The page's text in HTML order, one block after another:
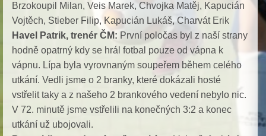
Brzokoupil Milan, Veis Marek, Chvojka Matěj, Kapucián
Vojtěch, Stieber Filip, Kapucián Lukáš, Charvát Erik
Havel Patrik, trenér ČM: První poločas byl z naší strany
hodně opatrný kdy se hrál fotbal pouze od vápna k
vápnu. Lípa byla vyrovnaným soupeřem během celého
utkání. Vedli jsme o 2 branky, které dokázali hosté
vstřelit taky a z našeho 2 brankového vedení nebylo nic.
V 72. minutě jsme vstřelili na konečných 3:2 a konec
utkání už ubojovali.